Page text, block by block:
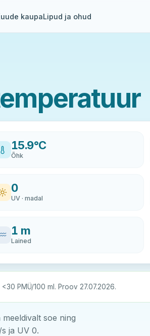
kaupaLipud ja ohud
15.9°C
Õhk
0
UV · madal
1 m
Lained
<30 PMÜ/100 ml. Proov 27.07.2026.
soe ning
ja UV 0.